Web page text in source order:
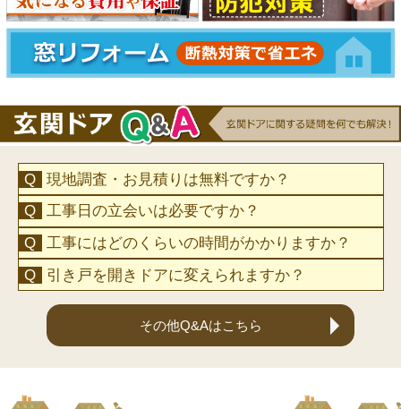
現地調査・お見積りは無料ですか？
工事日の立会いは必要ですか？
工事にはどのくらいの時間がかかりますか？
引き戸を開きドアに変えられますか？
その他Q&Aはこちら